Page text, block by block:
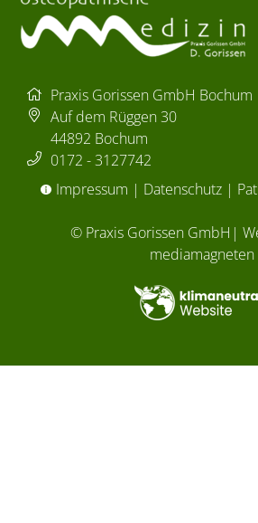
Praxis Gorissen GmbH Bochum
Auf dem Rüggen 30
44892 Bochum
0172 - 3127742
Impressum | Datenschutz |
© Praxis Gorissen GmbH |
mediamagneten